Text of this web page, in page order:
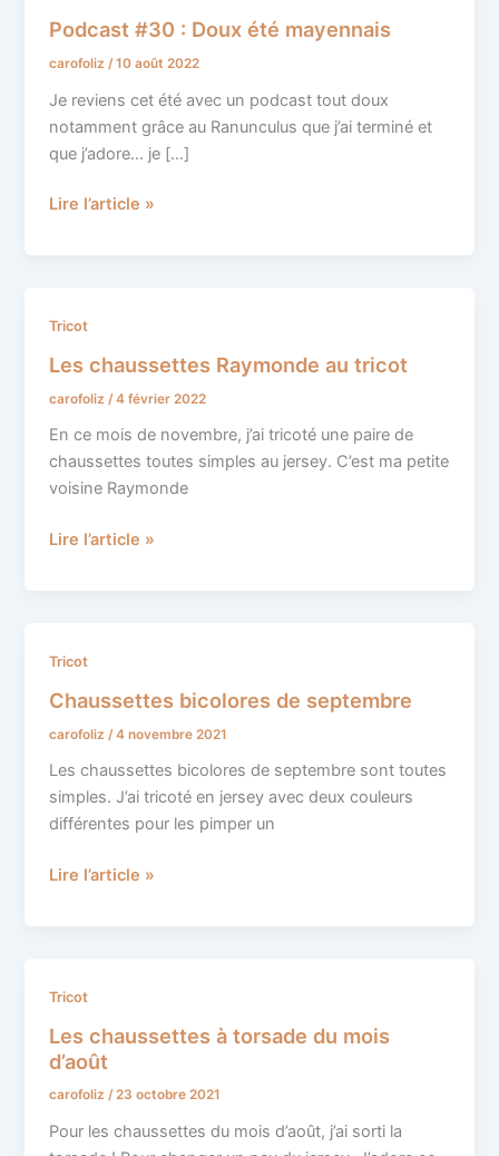
Podcast #30 : Doux été mayennais
carofoliz /10 août 2022
Je reviens cet été avec un podcast tout doux
notamment grâce au Ranunculus que j’ai terminé et
que j’adore… je […]
:
Doux
été
mayennais
Lire l’article »
Tricot
Les chaussettes Raymonde au tricot
carofoliz /4 février 2022
En ce mois de novembre, j’ai tricoté une paire de
chaussettes toutes simples au jersey. C’est ma petite
voisine Raymonde
Les
Raymonde
au
tricot
Lire l’article »
Tricot
Chaussettes bicolores de septembre
carofoliz /4 novembre 2021
Les chaussettes bicolores de septembre sont toutes
simples. J’ai tricoté en jersey avec deux couleurs
différentes pour les pimper un
Chaussettes
de
septembre
Lire l’article »
Tricot
Les chaussettes à torsade du mois
d’août
carofoliz/23 octobre 2021
Pour les chaussettes du mois d’août, j’ai sorti la
Les
à
torsade
du
mois